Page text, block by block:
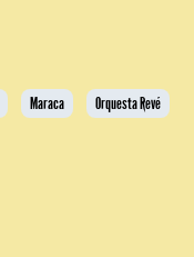
Maraca
Orquesta Revé